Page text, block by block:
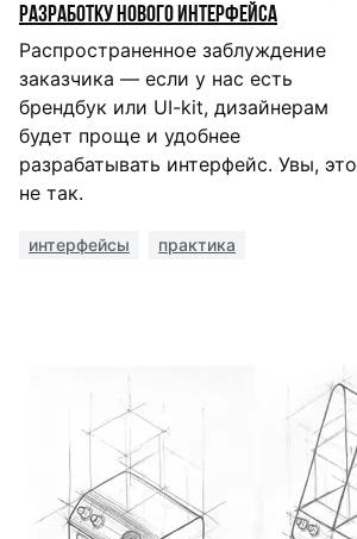
разработку нового интерфейса
Распространенное заблуждение
заказчика — если у нас есть
брендбук или UI-kit, дизайнерам
будет проще и удобнее
разрабатывать интерфейс. Увы, это
не так.
интерфейсы практика